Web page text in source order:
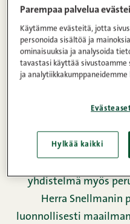
Ohje
Ravintosisältö
Pekonikastike on
helppo tapa kruunata
yhdistelmä myös
Herra Snellmanin
luonnollisesti
Parempaa palvelua
Käytämme evästeitä, jotta
personoida sisältöä ja
ominaisuuksia ja analysoida
tavastasi käyttää sivustoamme
ja analytiikkakumppaneidemme
Hylkää kaikki